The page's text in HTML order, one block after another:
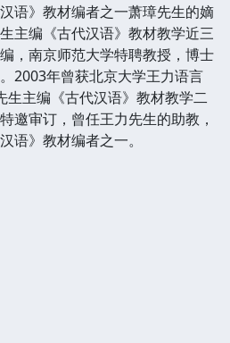
语》教材编者之一萧璋先生的嫡
主编《古代汉语》教材教学近三
，南京师范大学特聘教授，博士
2003年曾获北京大学王力语言
生主编《古代汉语》教材教学二
邀审订，曾任王力先生的助教，
语》教材编者之一。